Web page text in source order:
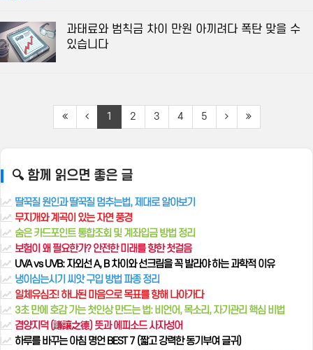
과태료와 범칙금 차이 만원 아끼려다 폭탄 맞을 수
있습니다
1 2 3 4 5
🔍 함께 읽으면 좋은 글
딸꾹질 원인과 딸꾹질 멈추는법, 제대로 알아보기
무지개와 계곡이 있는 자연 풍경
숨은 카드포인트 통합조회 및 계좌입금 방법 정리
보험이 왜 필요한가? 안전한 미래를 향한 첫걸음
UVA vs UVB: 자외선 A, B 차이와 선크림을 꼭 발라야 하는 과학적 이유
냉이심는시기 씨앗 구입 방법 파종 정리
일체유심조! 하나된 마음으로 목표를 향해 나아가다
3초 만에 호감 가는 첫인상 만드는 법: 비언어, 목소리, 자기관리 핵심 비법
겸양지덕 (謙讓之德) 뜻과 에피소드 사자성어
하루를 바꾸는 아침 명언 BEST 7 (짧고 강력한 동기부여 글귀)